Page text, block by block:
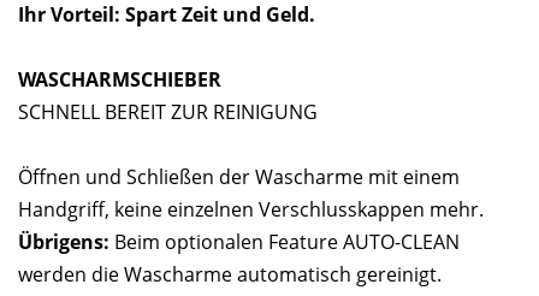
Ihr Vorteil: Spart Zeit und Geld.
WASCHARMSCHIEBER
SCHNELL BEREIT ZUR REINIGUNG
Öffnen und Schließen der Wascharme mit einem
Handgriff, keine einzelnen Verschlusskappen mehr.
Übrigens: Beim optionalen Feature AUTO-CLEAN
werden die Wascharme automatisch gereinigt.